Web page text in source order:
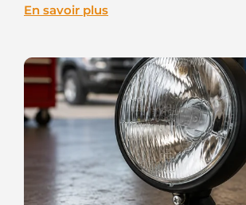
Nous vous proposons également des
En savoir plus